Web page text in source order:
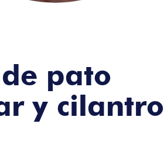
pato
y cilantro